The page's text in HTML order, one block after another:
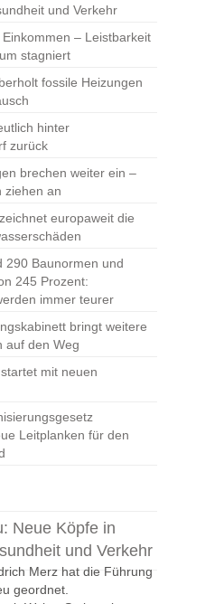
und Verkehr
– Leistbarkeit
stagniert
fossile Heizungen
hinter
zurück
brechen weiter ein –
ziehen an
europaweit die
290 Baunormen und
245 Prozent:
immer teurer
bringt weitere
auf den Weg
mit neuen
Leitplanken für den
Neue Köpfe in
und Verkehr
Merz hat die Führung
geordnet.